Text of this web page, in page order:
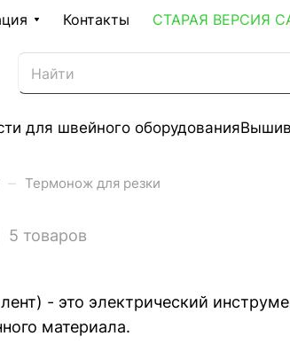
Контакты СТАРАЯ ВЕРСИЯ
для швейного оборудования
– Термонож для резки
5 товаров
- это электрический
материала.